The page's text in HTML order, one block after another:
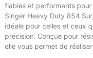
fiables et performants
Singer Heavy Duty 854
idéale pour celles et ceux
précision. Conçue pour
elle vous permet de réaliser